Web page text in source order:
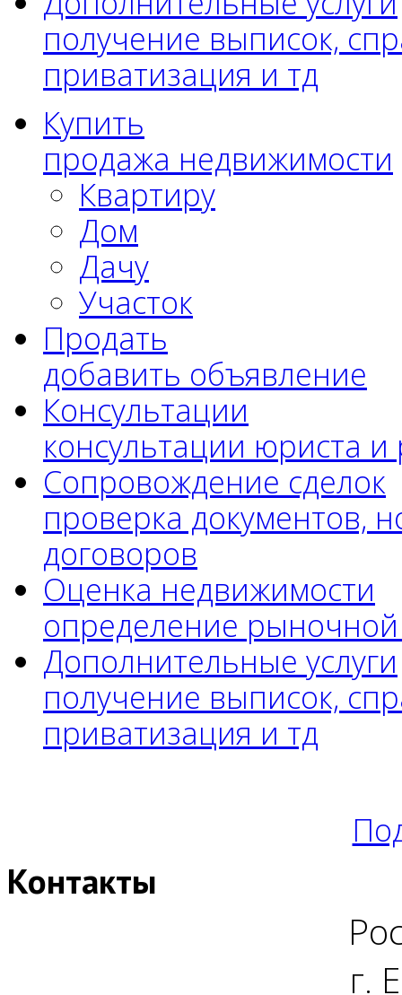
получение выписок,
приватизация и тд
Купить
продажа недвижимости
Квартиру
Дом
Дачу
Участок
Продать
добавить объявление
Консультации
консультации юриста и
Сопровождение сделок
проверка документов,
договоров
Оценка недвижимости
определение рыночной
Дополнительные услуги
получение выписок,
приватизация и тд
Контакты
г.